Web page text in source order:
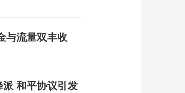
与流量双丰收
和平协议引发